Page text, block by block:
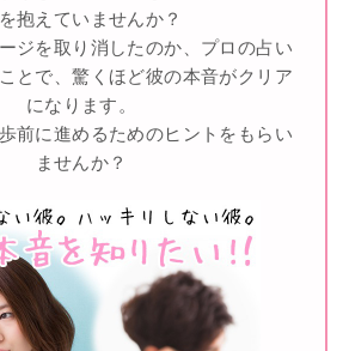
抱えていませんか？
ジを取り消したのか、プロの占い
とで、驚くほど彼の本音がクリア
になります。
前に進めるためのヒントをもらい
ませんか？